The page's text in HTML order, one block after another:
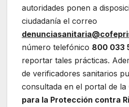
autoridades ponen a
ciudadanía el correo
número telefónico 800 033
reportar tales prácticas.
de verificadores sanitarios
consultada en el portal de la
para la Protección contra